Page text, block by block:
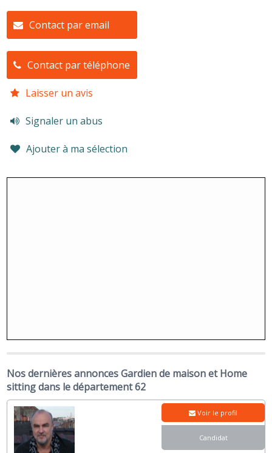
Contact par email
Contact par téléphone
Laisser un avis
Signaler un abus
Ajouter à ma sélection
Nos dernières annonces Gardien de maison et Home
sitting dans le département 62
Voir le profil
Candidat